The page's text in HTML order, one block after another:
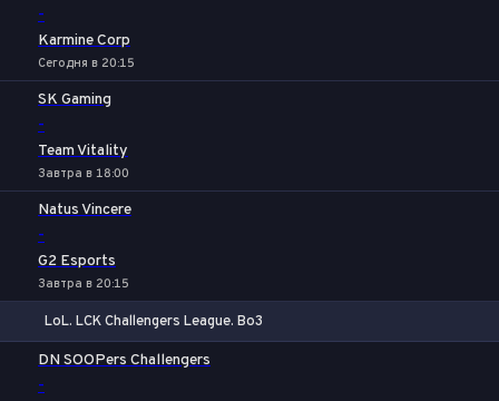
-
Karmine Corp
Сегодня в 20:15
SK Gaming
-
Team Vitality
Завтра в 18:00
Natus Vincere
-
G2 Esports
Завтра в 20:15
LoL. LCK Challengers League. Bo3
DN SOOPers Challengers
-